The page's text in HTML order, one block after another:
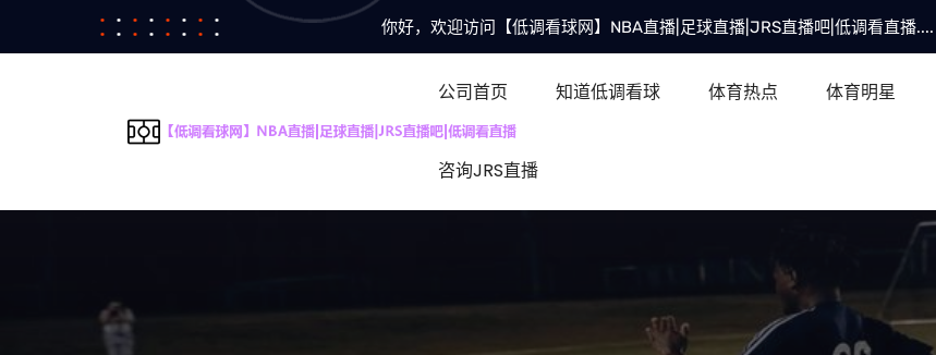
你好，欢迎访问【低调看球网】NBA直播|足球直播|JRS直播吧|低调看直播....
公司首页 知道低调看球 体育热点 体育明星
咨询JRS直播